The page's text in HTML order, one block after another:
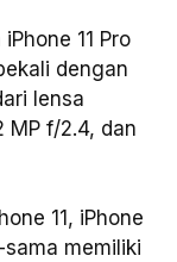
11 Pro
dengan
lensa
MP f/2.4, dan
11, iPhone
sama memiliki